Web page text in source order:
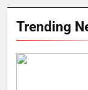
Trending